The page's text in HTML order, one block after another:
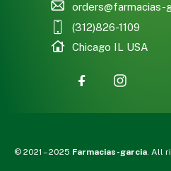
orders@farmacias-
(312)826-1109
Chicago IL USA
© 2021 – 2025 Farmacias-garcia . All